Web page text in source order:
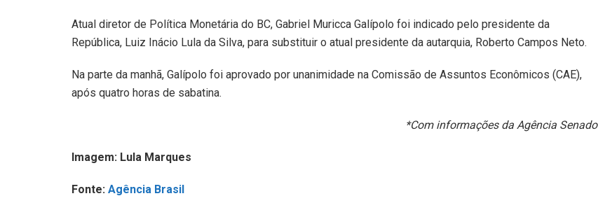
Atual diretor de Política Monetária do BC, Gabriel Muricca Galípolo foi indicado pelo presidente da
República, Luiz Inácio Lula da Silva, para substituir o atual presidente da autarquia, Roberto Campos Neto.
Na parte da manhã, Galípolo foi aprovado por unanimidade na Comissão de Assuntos Econômicos (CAE),
após quatro horas de sabatina.
*Com informações da Agência Senado
Imagem: Lula Marques
Fonte: Agência Brasil